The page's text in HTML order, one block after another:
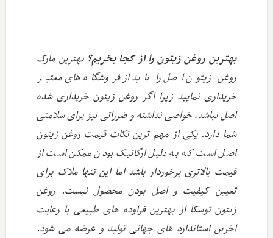
بهترین روغن زیتون را از کجا بخریم؟ بهترین مارک
روغن زیتون اصل را باید از فروشگاه های معتبر
خریداری نمایید زیرا اگر روغن زیتون خریداری شده
اصل نباشد، خواصی نداشته و ضرراتی نیز برای سلامتی
شما دارد. یکی از مهم ترین نکات قیمت روغن زیتون
اصل است که به دلیل ارگانیک بودن ممکن است از
قیمت بالاتری برخوردار باشد اما این تنها ملاک برای
تعیین کیفیت و اصل بودن محصول نیست. روغن
زیتون توسکا از بهترین فراوده های طبیعی با رعایت
اخرین استاندارد های جهانی تولید و عرضه می شود.